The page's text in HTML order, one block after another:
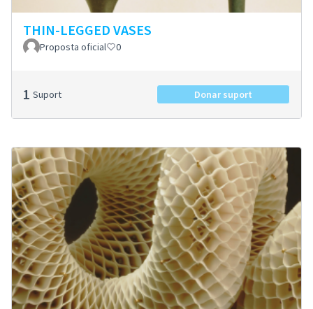
THIN-LEGGED VASES
Proposta oficial 0
1 Suport Donar suport